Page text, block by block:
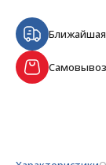
Самовывоз